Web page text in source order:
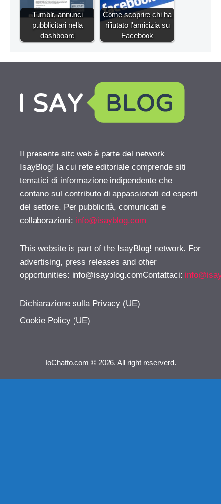
Tumblr, annunci
pubblicitari nella
dashboard
Come scoprire chi ha
rifiutato l'amicizia su
Facebook
Il presente sito web è parte del network
IsayBlog! la cui rete editoriale comprende siti
tematici di informazione indipendente che
contano sul contributo di appassionati ed esperti
del settore. Per pubblicità, comunicati e
collaborazioni: info@isayblog.com
This website is part of the IsayBlog! network. For
advertising, press releases and other
opportunities: info@isayblog.comContattaci:
Dichiarazione sulla Privacy (UE)
Cookie Policy (UE)
IoChatto.com © 2026. All right reserverd.